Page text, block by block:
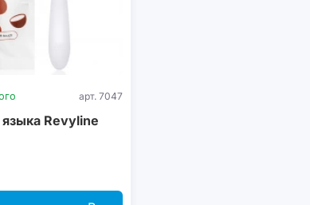
арт. 7047
Revyline